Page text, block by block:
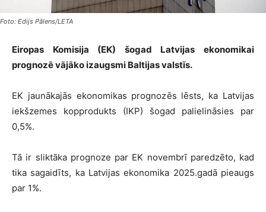
Foto: Edijs Pālens/LETA
Eiropas Komisija (EK) šogad Latvijas ekonomikai
prognozē vājāko izaugsmi Baltijas valstīs.
EK jaunākajās ekonomikas prognozēs lēsts, ka Latvijas
iekšzemes kopprodukts (IKP) šogad palielināsies par
0,5%.
Tā ir sliktāka prognoze par EK novembrī paredzēto, kad
tika sagaidīts, ka Latvijas ekonomika 2025.gadā pieaugs
par 1%.